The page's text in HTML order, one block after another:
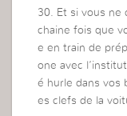
30. Et si vous ne
chaine fois que
e en train de
one avec
é hurle dans vos
es clefs de la